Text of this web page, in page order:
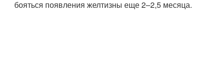
бояться появления желтизны еще 2–2,5 месяца.